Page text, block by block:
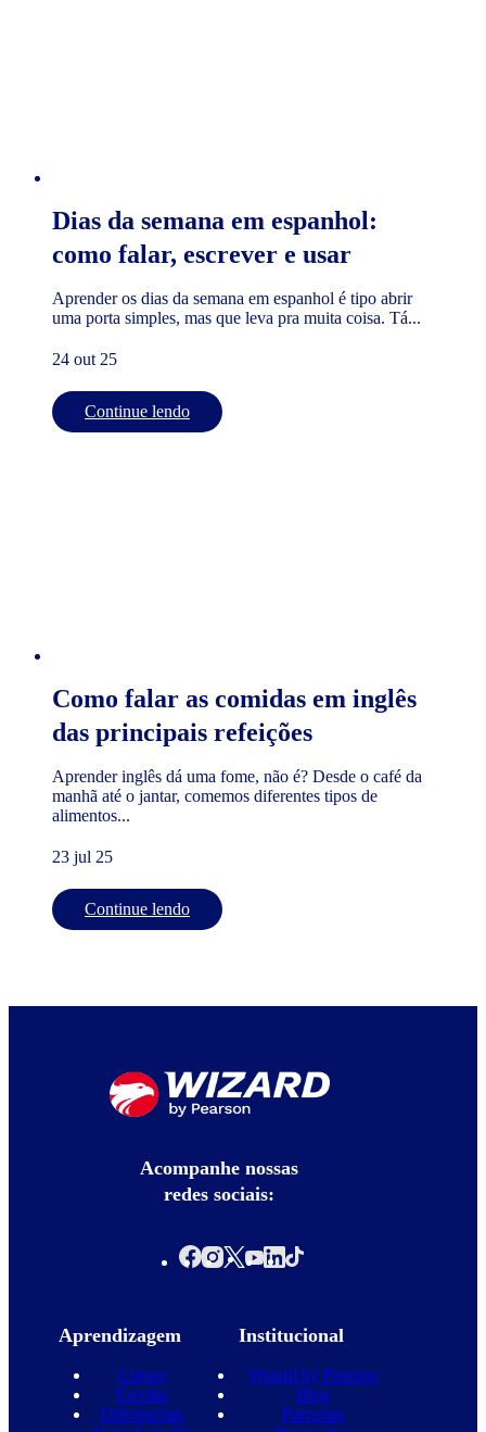
Dias da semana em espanhol:
como falar, escrever e usar
Aprender os dias da semana em espanhol é tipo abrir
uma porta simples, mas que leva pra muita coisa. Tá...
24 out 25
Continue lendo
Como falar as comidas em inglês
das principais refeições
Aprender inglês dá uma fome, não é? Desde o café da
manhã até o jantar, comemos diferentes tipos de
alimentos...
23 jul 25
Continue lendo
Acompanhe nossas
redes sociais:
Aprendizagem
Cursos
Escolas
Diferenciais
Institucional
Wizard by Pearson
Blog
Parcerias